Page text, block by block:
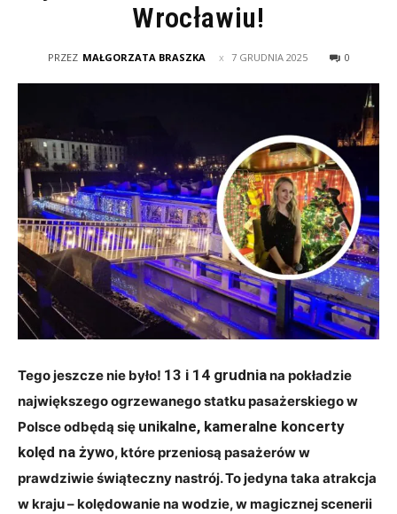
Wrocławiu!
PRZEZ MAŁGORZATA BRASZKA 7 GRUDNIA 2025 0
Tego jeszcze nie było! 13 i 14 grudniana pokładzie
największego ogrzewanego statku pasażerskiego w
Polsce odbędą się unikalne, kameralne koncerty
kolęd na żywo, które przeniosą pasażerów w
prawdziwie świąteczny nastrój. To jedyna taka atrakcja
w kraju – kolędowanie na wodzie, w magicznej scenerii